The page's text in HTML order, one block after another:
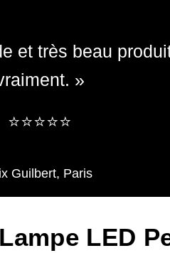
et très beau
»
​​⭐⭐⭐⭐⭐
Guilbert, Paris
LED